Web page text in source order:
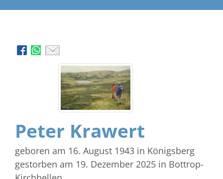
Peter Krawert
geboren am 16. August 1943 in Königsberg
gestorben am 19. Dezember 2025 in Bottrop-